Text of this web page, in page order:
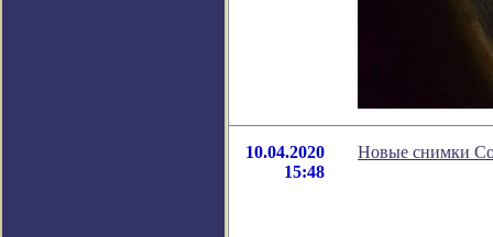
10.04.2020
15:48
Новые снимки